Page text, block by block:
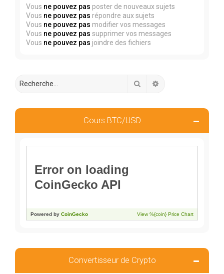
Vous ne pouvez pas poster de nouveaux sujets
Vous ne pouvez pas répondre aux sujets
Vous ne pouvez pas modifier vos messages
Vous ne pouvez pas supprimer vos messages
Vous ne pouvez pas joindre des fichiers
Rechercher
Cours BTC/USD
Convertisseur de Crypto